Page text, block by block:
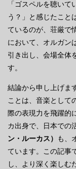
「ゴスペルを聴い
う？」と感じたこと
ているのが、荘厳で
において、オルガン
引き出し、会場全体
す。
結論から申し上げま
ことは、音楽として
際の表現力を飛躍的
カ出身で、日本での
ン・ルーカス）
も、
ています。この記事
し、より深く楽しむ